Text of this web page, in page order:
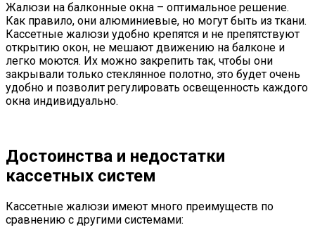
Жалюзи на балконные окна – оптимальное решение.
Как правило, они алюминиевые, но могут быть из ткани.
Кассетные жалюзи удобно крепятся и не препятствуют
открытию окон, не мешают движению на балконе и
легко моются. Их можно закрепить так, чтобы они
закрывали только стеклянное полотно, это будет очень
удобно и позволит регулировать освещенность каждого
окна индивидуально.
Достоинства и недостатки
кассетных систем
Кассетные жалюзи имеют много преимуществ по
сравнению с другими системами: